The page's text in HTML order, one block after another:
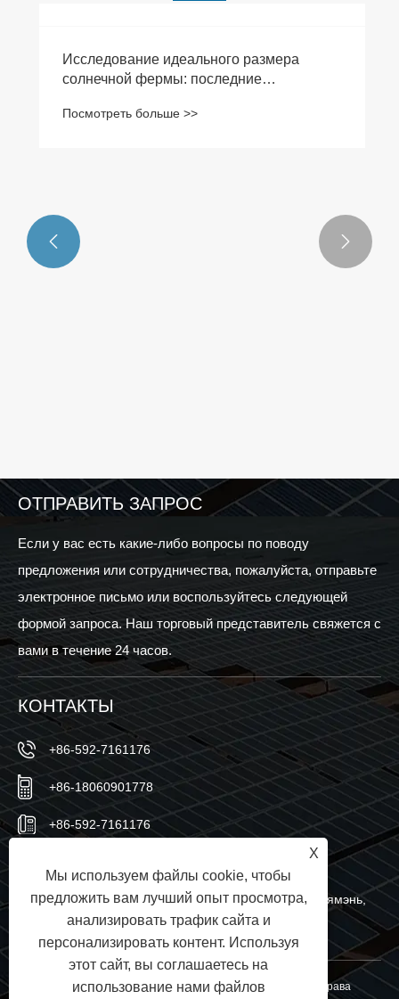
Исследование идеального размера
солнечной фермы: последние
Посмотреть больше >>
 
ОТПРАВИТЬ ЗАПРОС
Если у вас есть какие-либо вопросы по поводу
предложения или сотрудничества, пожалуйста, отправьте
электронное письмо или воспользуйтесь следующей
формой запроса. Наш торговый представитель свяжется с
вами в течение 24 часов.
КОНТАКТЫ
+86-592-7161176
+86-18060901778
+86-592-7161176
№ 766 Qishan North Road, район Хули, город Сямэнь,
провинция Фуцзянь, Китай
Copyright © 2024 Xiamen Sic New Energy Co., Ltd. Все права
X
Мы используем файлы cookie, чтобы
предложить вам лучший опыт просмотра,
анализировать трафик сайта и
персонализировать контент. Используя
этот сайт, вы соглашаетесь на
использование нами файлов